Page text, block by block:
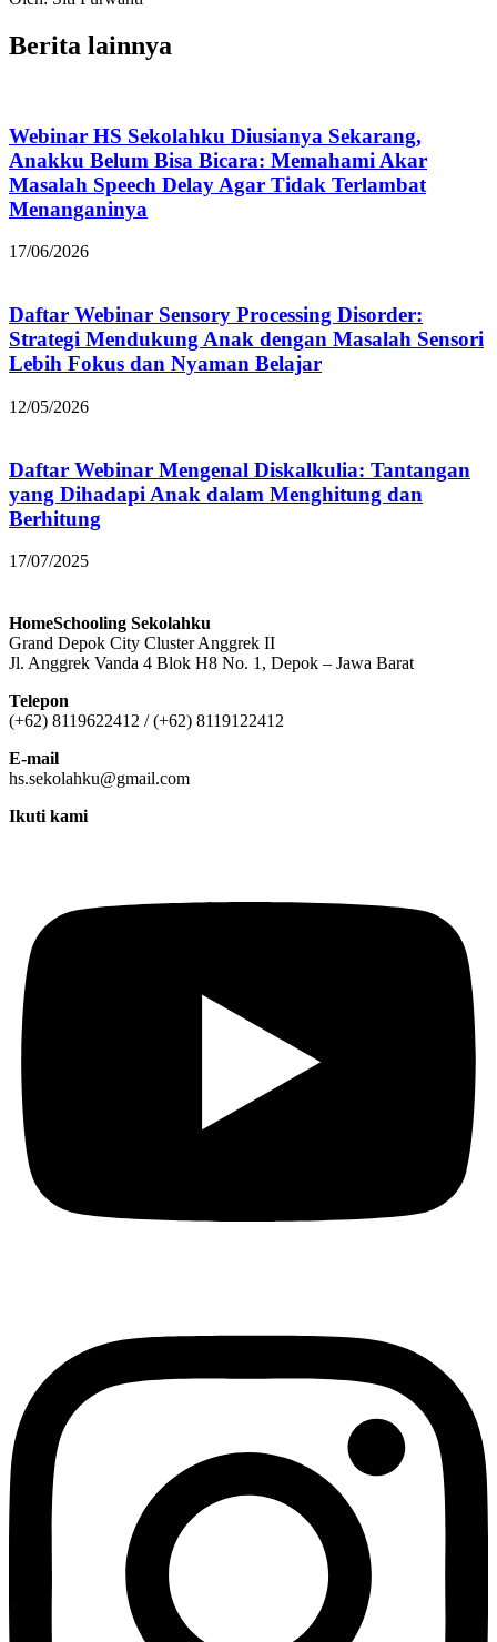
Berita lainnya
Webinar HS Sekolahku Diusianya Sekarang,
Anakku Belum Bisa Bicara: Memahami Akar
Masalah Speech Delay Agar Tidak Terlambat
Menanganinya
17/06/2026
Daftar Webinar Sensory Processing Disorder:
Strategi Mendukung Anak dengan Masalah Sensori
Lebih Fokus dan Nyaman Belajar
12/05/2026
Daftar Webinar Mengenal Diskalkulia: Tantangan
yang Dihadapi Anak dalam Menghitung dan
Berhitung
17/07/2025
HomeSchooling Sekolahku
Grand Depok City Cluster Anggrek II
Jl. Anggrek Vanda 4 Blok H8 No. 1, Depok – Jawa Barat
Telepon
(+62) 8119622412 / (+62) 8119122412
E-mail
hs.sekolahku@gmail.com
Ikuti kami